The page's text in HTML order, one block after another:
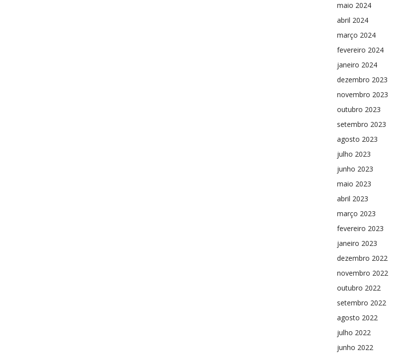
maio 2024
abril 2024
março 2024
fevereiro 2024
janeiro 2024
dezembro 2023
novembro 2023
outubro 2023
setembro 2023
agosto 2023
julho 2023
junho 2023
maio 2023
abril 2023
março 2023
fevereiro 2023
janeiro 2023
dezembro 2022
novembro 2022
outubro 2022
setembro 2022
agosto 2022
julho 2022
junho 2022